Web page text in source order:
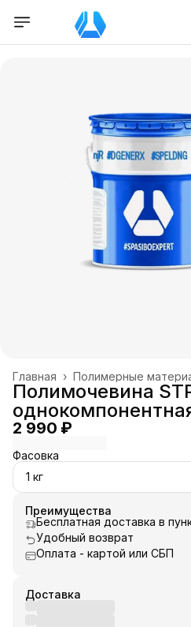
Полимерные
Главная ›
Полимочевина
2 990 ₽
Фасовка
1 кг
Преимущества
Бесплатная доставка в
Удобный возврат
Оплата - картой или СБП
Доставка